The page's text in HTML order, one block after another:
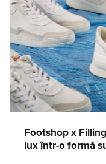
Footshop x
lux într-o formă